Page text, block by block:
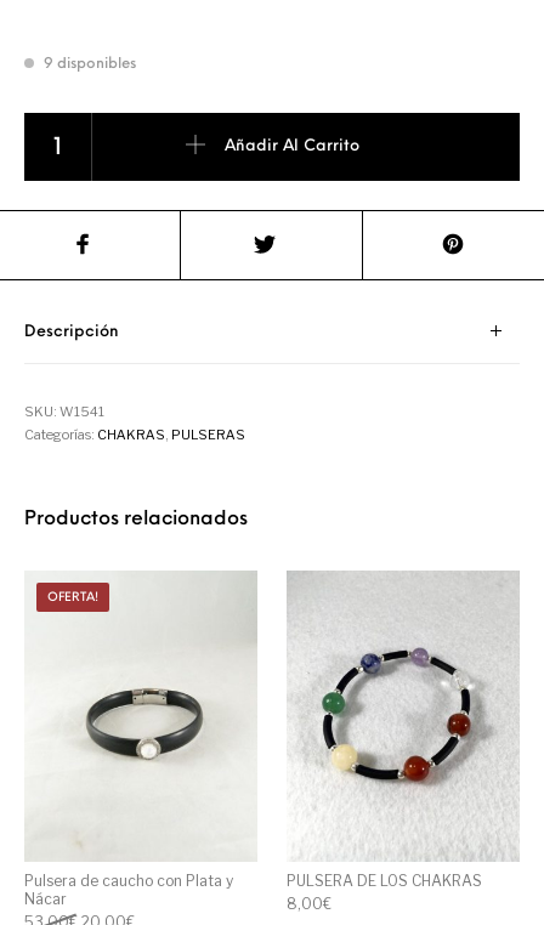
9 disponibles
Añadir Al Carrito
Descripción
SKU:W1541
Categorías: CHAKRAS, PULSERAS
Productos relacionados
OFERTA!
Pulsera de caucho con Plata y
Nácar
PULSERA DE LOS CHAKRAS
8,00€